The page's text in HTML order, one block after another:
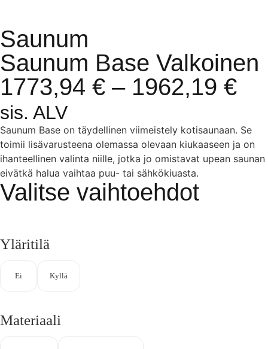
Saunum
Saunum Base Valkoinen
1773,94 € – 1962,19 €
sis. ALV
Saunum Base on täydellinen viimeistely kotisaunaan. Se
toimii lisävarusteena olemassa olevaan kiukaaseen ja on
ihanteellinen valinta niille, jotka jo omistavat upean saunan
eivätkä halua vaihtaa puu- tai sähkökiuasta.
Valitse vaihtoehdot
Yläritilä
Ei Kyllä
Materiaali